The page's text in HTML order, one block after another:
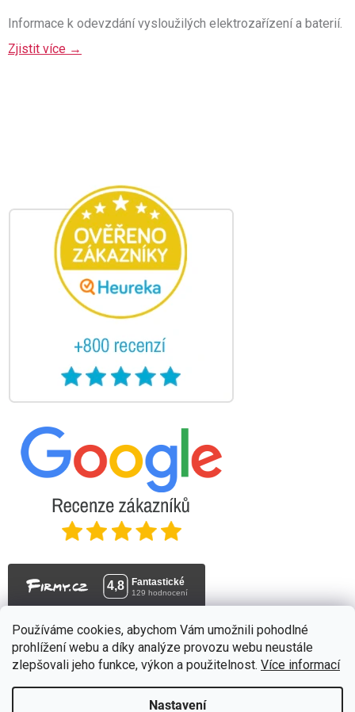
Používáme cookies, abychom Vám umožnili pohodlné
prohlížení webu a díky analýze provozu webu neustále
zlepšovali jeho funkce, výkon a použitelnost. Více informací
Nastavení
Informace k odevzdání vysloužilých elektrozařízení a baterií.
Zjistit více →